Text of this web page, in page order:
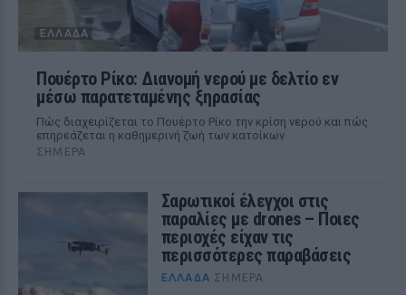
ΕΛΛΆΔΑ
Πουέρτο Ρίκο: Διανομή νερού με δελτίο εν
μέσω παρατεταμένης ξηρασίας
Πώς διαχειρίζεται το Πουέρτο Ρίκο την κρίση νερού και πώς
επηρεάζεται η καθημερινή ζωή των κατοίκων
ΣΉΜΕΡΑ
Σαρωτικοί έλεγχοι στις
παραλίες με drones – Ποιες
περιοχές είχαν τις
περισσότερες παραβάσεις
ΕΛΛΆΔΑ ΣΉΜΕΡΑ